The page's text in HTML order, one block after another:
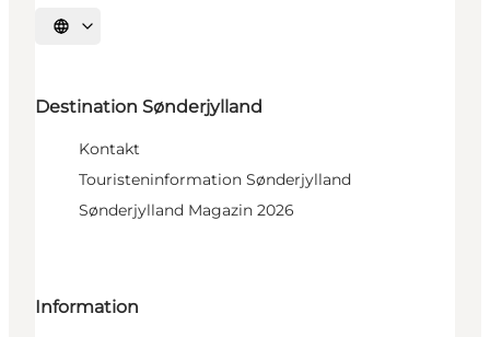
Sprache auswählen
Destination Sønderjylland
Kontakt
Touristeninformation Sønderjylland
Sønderjylland Magazin 2026
Information